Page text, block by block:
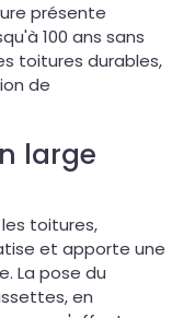
présente
100 ans sans
toitures durables,
de
large
toitures,
et apporte une
La pose du
en